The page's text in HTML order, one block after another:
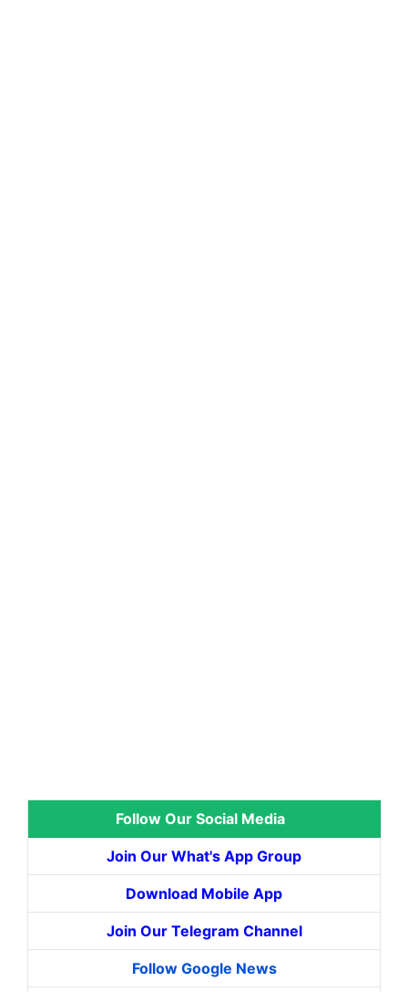
Follow Our Social Media
Join Our What's App Group
Download Mobile App
Join Our Telegram Channel
Follow Google News